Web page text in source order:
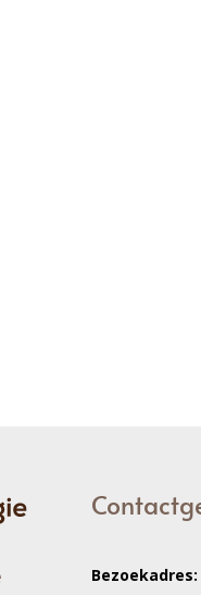
Bezoekadres: